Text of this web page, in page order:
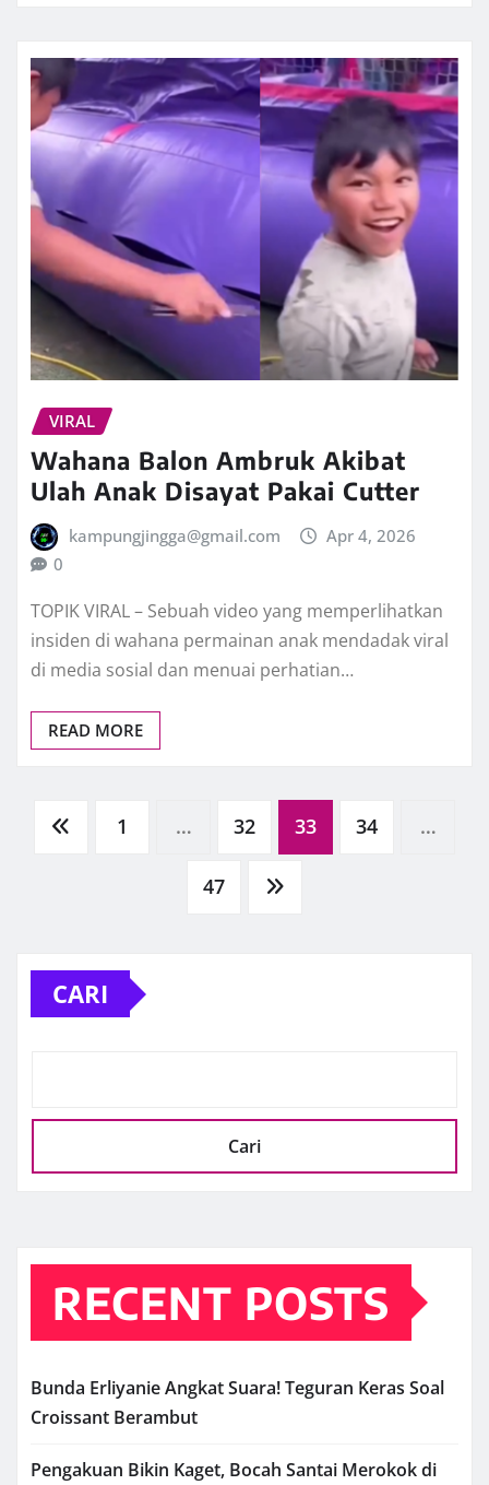
VIRAL
Wahana Balon Ambruk Akibat
Ulah Anak Disayat Pakai Cutter
kampungjingga@gmail.com
Apr 4, 2026
0
TOPIK VIRAL – Sebuah video yang memperlihatkan
insiden di wahana permainan anak mendadak viral
di media sosial dan menuai perhatian…
READ MORE
Paginasi
1 … 32 33 34 …
47
CARI
Cari
RECENT POSTS
Bunda Erliyanie Angkat Suara! Teguran Keras Soal
Croissant Berambut
Pengakuan Bikin Kaget, Bocah Santai Merokok di